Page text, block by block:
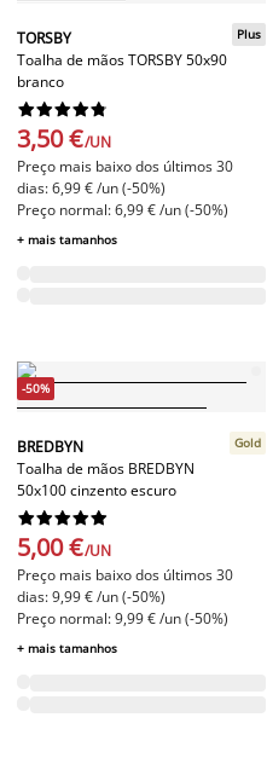
TORSBY
Toalha de mãos TORSBY 50x90
branco
Plus






3,50 €/UN
Preço mais baixo dos últimos 30
dias: 6,99 € /un (-50%)
Preço normal: 6,99 € /un (-50%)
+ mais tamanhos
-50%
BREDBYN
Toalha de mãos BREDBYN
50x100 cinzento escuro
Gold






5,00 €/UN
Preço mais baixo dos últimos 30
dias: 9,99 € /un (-50%)
Preço normal: 9,99 € /un (-50%)
+ mais tamanhos